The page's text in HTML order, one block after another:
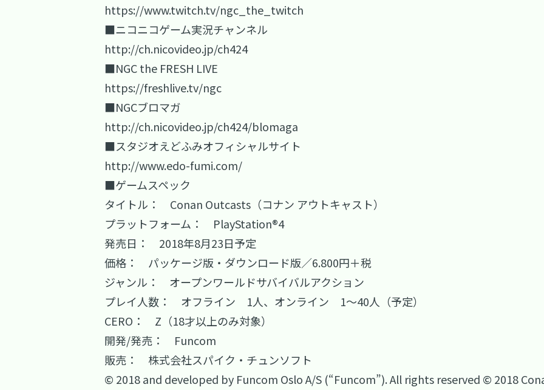
https://www.twitch.tv/ngc_the_twitch
■ニコニコゲーム実況チャンネル
http://ch.nicovideo.jp/ch424
■NGC the FRESH LIVE
https://freshlive.tv/ngc
■NGCブロマガ
http://ch.nicovideo.jp/ch424/blomaga
■スタジオえどふみオフィシャルサイト
http://www.edo-fumi.com/
■ゲームスペック
タイトル： Conan Outcasts（コナン アウトキャスト）
プラットフォーム： PlayStation®4
発売日： 2018年8月23日予定
価格： パッケージ版・ダウンロード版／6.800円＋税
ジャンル： オープンワールドサバイバルアクション
プレイ人数： オフライン 1人、オンライン 1～40人（予定）
CERO： Z（18才以上のみ対象）
開発/発売： Funcom
販売： 株式会社スパイク・チュンソフト
© 2018 and developed by Funcom Oslo A/S (“Funcom”). All rights reserved © 2018